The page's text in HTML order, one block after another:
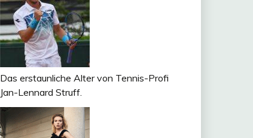
Das erstaunliche Alter von Tennis-Profi
Jan-Lennard Struff.